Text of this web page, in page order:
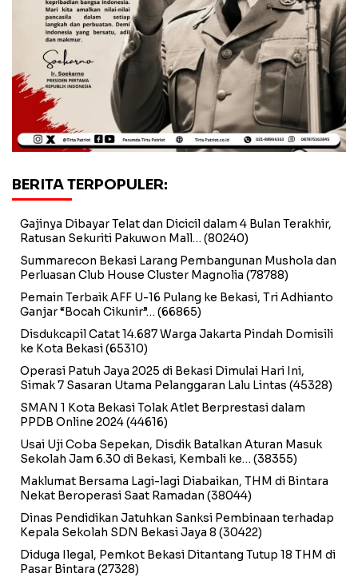
BERITA TERPOPULER:
Gajinya Dibayar Telat dan Dicicil dalam 4 Bulan Terakhir,
Ratusan Sekuriti Pakuwon Mall… (80240)
Summarecon Bekasi Larang Pembangunan Mushola dan
Perluasan Club House Cluster Magnolia (78788)
Pemain Terbaik AFF U-16 Pulang ke Bekasi, Tri Adhianto
Ganjar “Bocah Cikunir”… (66865)
Disdukcapil Catat 14.687 Warga Jakarta Pindah Domisili
ke Kota Bekasi(65310)
Operasi Patuh Jaya 2025 di Bekasi Dimulai Hari Ini,
Simak 7 Sasaran Utama Pelanggaran Lalu Lintas (45328)
SMAN 1 Kota Bekasi Tolak Atlet Berprestasi dalam
PPDB Online 2024(44616)
Usai Uji Coba Sepekan, Disdik Batalkan Aturan Masuk
Sekolah Jam 6.30 di Bekasi, Kembali ke… (38355)
Maklumat Bersama Lagi-lagi Diabaikan, THM di Bintara
Nekat Beroperasi Saat Ramadan (38044)
Dinas Pendidikan Jatuhkan Sanksi Pembinaan terhadap
Kepala Sekolah SDN Bekasi Jaya 8 (30422)
Diduga Ilegal, Pemkot Bekasi Ditantang Tutup 18 THM di
Pasar Bintara (27328)